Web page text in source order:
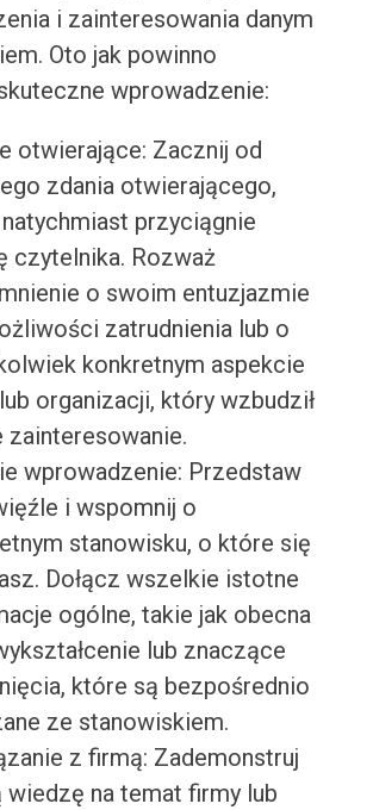
i zainteresowania danym
Oto jak powinno
wprowadzenie:
otwierające: Zacznij od
zdania otwierającego,
przyciągnie
czytelnika. Rozważ
o swoim entuzjazmie
zatrudnienia lub o
konkretnym aspekcie
organizacji, który wzbudził
zainteresowanie.
wprowadzenie: Przedstaw
i wspomnij o
stanowisku, o które się
Dołącz wszelkie istotne
ogólne, takie jak obecna
lub znaczące
które są bezpośrednio
ze stanowiskiem.
z firmą: Zademonstruj
wiedzę na temat firmy lub